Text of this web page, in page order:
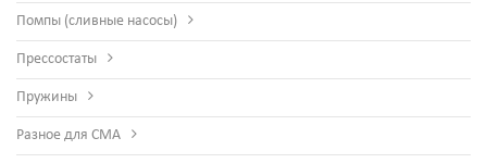
Помпы (сливные насосы)
Прессостаты
Пружины
Разное для СМА